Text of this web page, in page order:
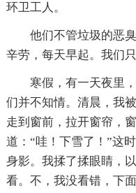
环卫工人。
他们不管垃圾的恶臭
辛劳，每天早起。我们
寒假，有一天夜里，
们并不知情。清晨，我
走到窗前，拉开窗帘，
道：“哇！下雪了！”这
身影。我揉了揉眼睛，
看。不，我没看错，下